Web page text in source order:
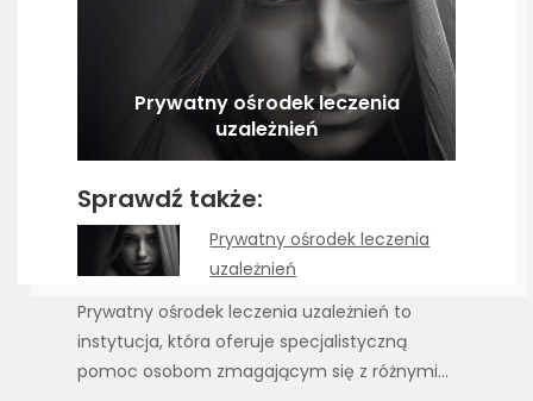
Prywatny ośrodek leczenia
uzależnień
Sprawdź także:
Prywatny ośrodek leczenia
uzależnień
Prywatny ośrodek leczenia uzależnień to
instytucja, która oferuje specjalistyczną
pomoc osobom zmagającym się z różnymi…